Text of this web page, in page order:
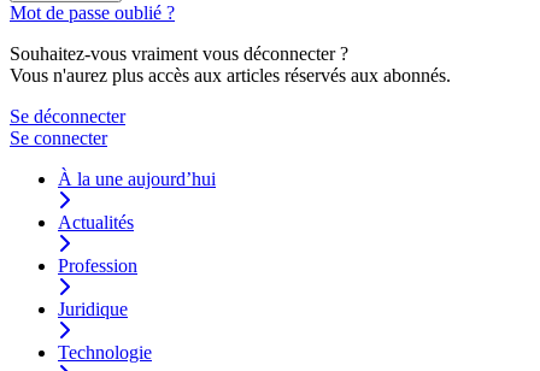
Mot de passe oublié ?
Souhaitez-vous vraiment vous déconnecter ?
Vous n'aurez plus accès aux articles réservés aux abonnés.
Se déconnecter
Se connecter
À la une aujourd’hui
Actualités
Profession
Juridique
Technologie